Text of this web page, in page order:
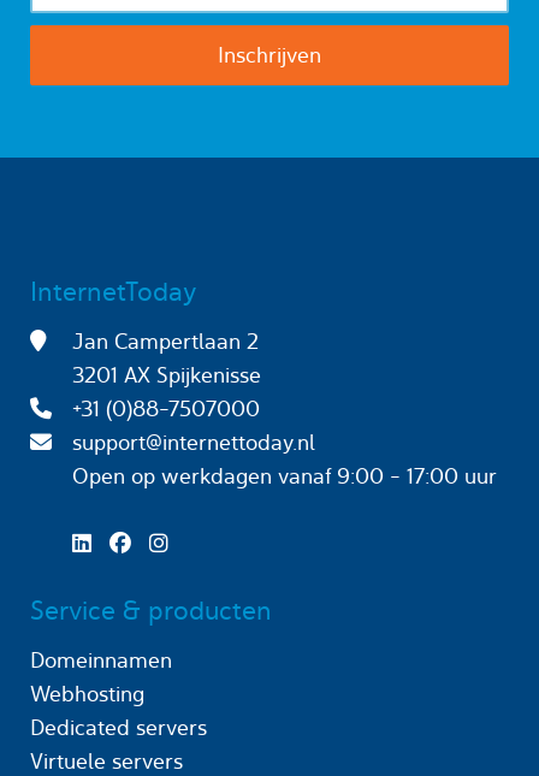
InternetToday
Jan Campertlaan 2
3201 AX Spijkenisse
+31 (0)88-7507000
support@internettoday.nl
Open op werkdagen
vanaf 9:00 - 17:00 uur
Service & producten
Domeinnamen
Webhosting
Dedicated servers
Virtuele servers